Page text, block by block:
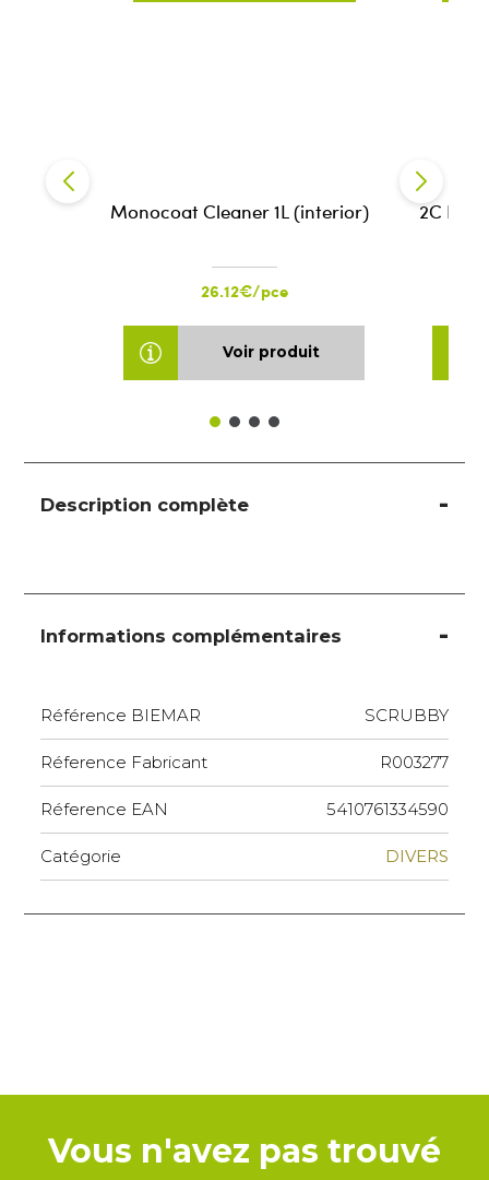
Monocoat Cleaner 1L (interior)
26.12€/pce
Voir produit
2C
Description complète
Informations complémentaires
Référence BIEMAR SCRUBBY
Réference Fabricant R003277
Réference EAN 5410761334590
Catégorie DIVERS
Vous n'avez pas trouvé